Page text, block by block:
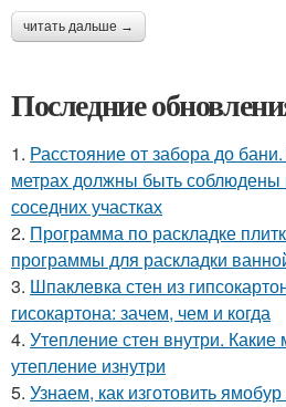
читать дальше →
Последние
1. Расстояние от забора до
метрах должны быть
соседних участках
2. Программа по раскладке
программы для раскладки
3. Шпаклевка стен из
гисокартона: зачем, чем и когда
4. Утепление стен внутри.
утепление изнутри
5. Узнаем, как изготовить